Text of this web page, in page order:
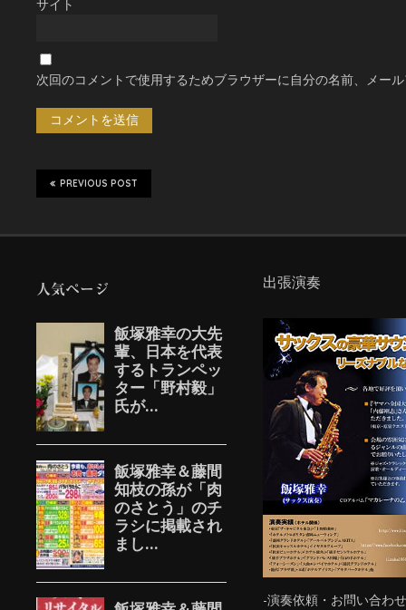
サイト
次回のコメントで使用するためブラウザーに自分の名前、メー
PREVIOUS POST
人気ページ 出張演奏
-演奏依頼・お問い合わ